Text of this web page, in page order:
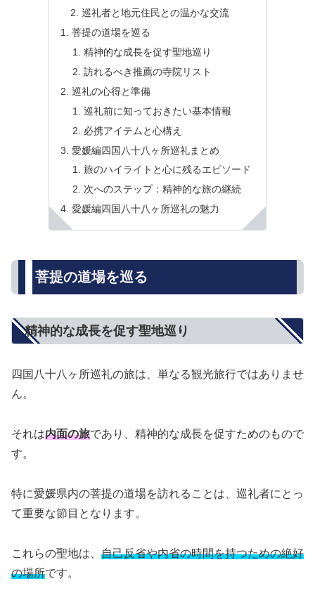
巡礼者と地元住民との温かな交流
菩提の道場を巡る
精神的な成長を促す聖地巡り
訪れるべき推薦の寺院リスト
巡礼の心得と準備
巡礼前に知っておきたい基本情報
必携アイテムと心構え
愛媛編四国八十八ヶ所巡礼まとめ
旅のハイライトと心に残るエピソード
次へのステップ：精神的な旅の継続
愛媛編四国八十八ヶ所巡礼の魅力
菩提の道場を巡る
精神的な成長を促す聖地巡り
四国八十八ヶ所巡礼の旅は、単なる観光旅行ではありませ
ん。
それは内面の旅であり、精神的な成長を促すためのもので
す。
特に愛媛県内の菩提の道場を訪れることは、巡礼者にとっ
て重要な節目となります。
これらの聖地は、 自己反省や内省の時間を持つための絶好
の場所です。